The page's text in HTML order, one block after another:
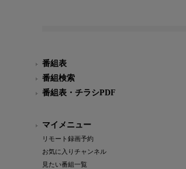
番組表
番組検索
番組表・チラシPDF
マイメニュー
リモート録画予約
お気に入りチャンネル
見たい番組一覧